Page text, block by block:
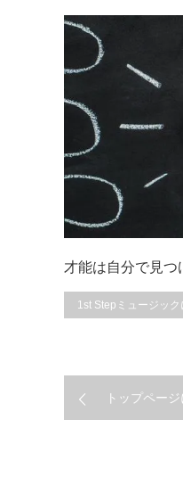
才能は自分で見
1st Stepミュージック
トップペー